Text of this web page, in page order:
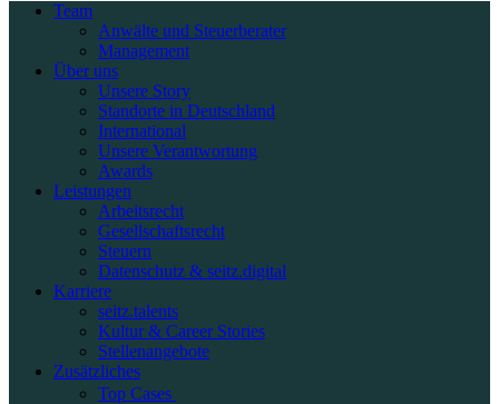
Team
Anwälte und Steuerberater
Management
Über uns
Unsere Story
Standorte in Deutschland
International
Unsere Verantwortung
Awards
Leistungen
Arbeitsrecht
Gesellschaftsrecht
Steuern
Datenschutz & seitz.digital
Karriere
seitz.talents
Kultur & Career Stories
Stellenangebote
Zusätzliches
Top Cases